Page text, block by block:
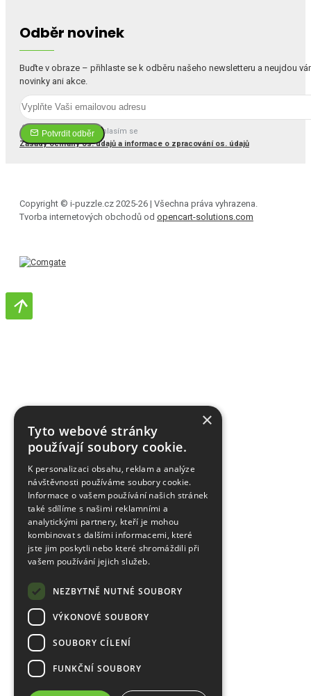
Odběr novinek
Buďte v obraze – přihlaste se k odběru našeho newsletteru a neujdou
novinky ani akce.
Potvrdit odběr
Četl(a) jsem a souhlasím se
Zásady ochrany os. údajů a informace o zpracování os. údajů
Copyright © i-puzzle.cz 2025-26 | Všechna práva vyhrazena.
Tvorba internetových obchodů od opencart-solutions.com
×
Tyto webové stránky
používají soubory cookie.
K personalizaci obsahu, reklam a analýze
návštěvnosti používáme soubory cookie.
Informace o vašem používání našich stránek
také sdílíme s našimi reklamními a
analytickými partnery, kteří je mohou
kombinovat s dalšími informacemi, které
jste jim poskytli nebo které shromáždili při
vašem používání jejich služeb.
NEZBYTNĚ NUTNÉ SOUBORY
VÝKONOVÉ SOUBORY
SOUBORY CÍLENÍ
FUNKČNÍ SOUBORY